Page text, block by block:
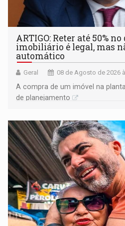
ARTIGO: Reter até 50%
imobiliário é legal, mas
automático
Geral 08 de Agosto de 2026
A compra de um imóvel na
de planejamento